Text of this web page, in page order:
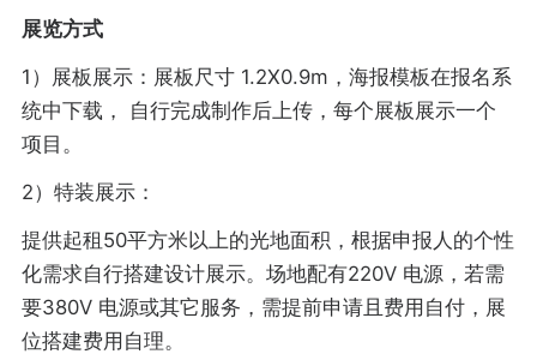
展览方式
1）展板展示：展板尺寸 1.2X0.9m，海报模板在报名系
统中下载， 自行完成制作后上传，每个展板展示一个
项目。
2）特装展示：
提供起租50平方米以上的光地面积，根据申报人的个性
化需求自行搭建设计展示。场地配有220V 电源，若需
要380V 电源或其它服务，需提前申请且费用自付，展
位搭建费用自理。